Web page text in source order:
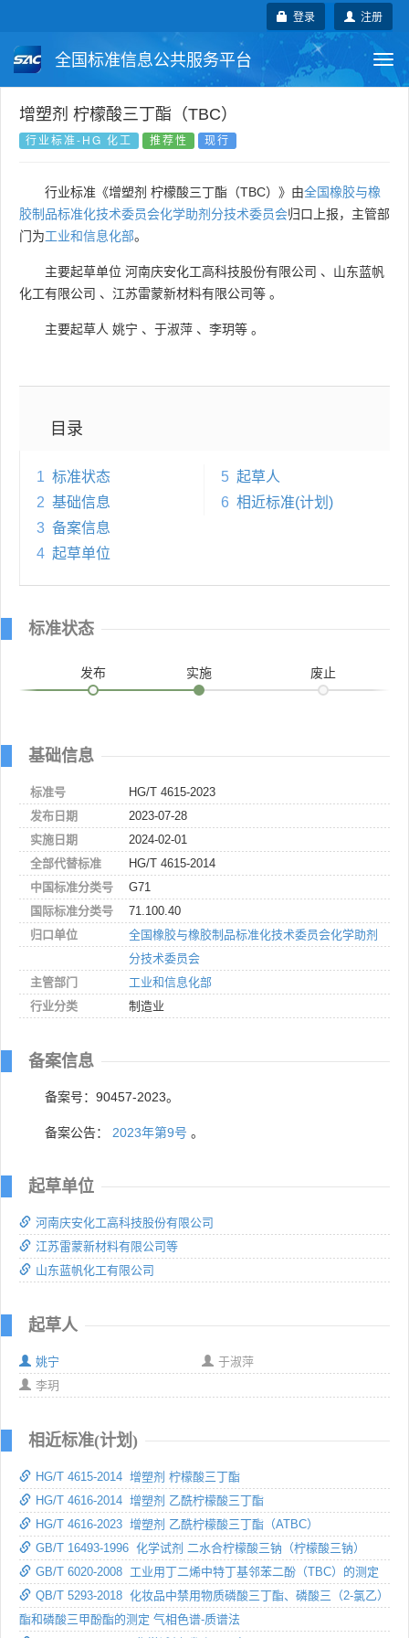
注册
登录
全国标准信息公共服务平台
国家标准 行业标准
国外标准 技术委员会
增塑剂 柠檬酸三丁酯（TBC）
行业标准-HG 化工 推荐性 现行
行业标准《增塑剂 柠檬酸三丁酯（TBC）》由全国橡胶与橡
胶制品标准化技术委员会化学助剂分技术委员会归口上报，主管部
门为工业和信息化部。
主要起草单位 河南庆安化工高科技股份有限公司 、 山东蓝帆
化工有限公司 、 江苏雷蒙新材料有限公司等 。
主要起草人 姚宁 、 于淑萍 、 李玥等 。
目录
1 标准状态
2 基础信息
3 备案信息
4 起草单位
5 起草人
6 相近标准(计划)
标准状态
发布 实施 废止
基础信息
标准号
HG/T 4615-2023
发布日期
2023-07-28
实施日期
2024-02-01
全部代替标准
HG/T 4615-2014
中国标准分类号
G71
国际标准分类号
71.100.40
归口单位
全国橡胶与橡胶制品标准化技术委员会化学助剂
分技术委员会
主管部门
工业和信息化部
行业分类
制造业
备案信息
备案号：90457-2023。
备案公告： 2023年第9号 。
起草单位
河南庆安化工高科技股份有限公司
江苏雷蒙新材料有限公司等
山东蓝帆化工有限公司
起草人
姚宁
于淑萍
李玥
相近标准(计划)
HG/T 4615-2014 增塑剂 柠檬酸三丁酯
HG/T 4616-2014 增塑剂 乙酰柠檬酸三丁酯
HG/T 4616-2023 增塑剂 乙酰柠檬酸三丁酯（ATBC）
GB/T 16493-1996 化学试剂 二水合柠檬酸三钠（柠檬酸三钠）
GB/T 6020-2008 工业用丁二烯中特丁基邻苯二酚（TBC）的测定
QB/T 5293-2018 化妆品中禁用物质磷酸三丁酯、磷酸三（2-氯乙）
酯和磷酸三甲酚酯的测定 气相色谱-质谱法